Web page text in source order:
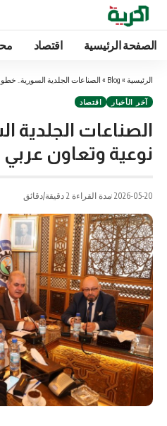
الصفحة الرئيسية اقتصاد
الرئيسية »
Blog
» الصناعات الجلدية السورية..
آخر الأخبار اقتصاد
الصناعات الجلدية
نوعية وتعاون عربي
2026-05-20 مدة القراءة 2 دقيقة/دقائق